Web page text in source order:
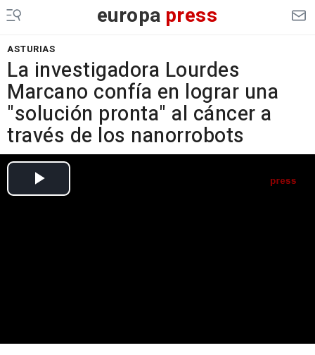
europa press
ASTURIAS
La investigadora Lourdes
Marcano confía en lograr una
"solución pronta" al cáncer a
través de los nanorrobots